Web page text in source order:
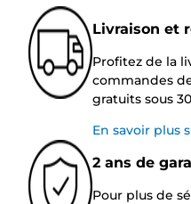
Livraison et
Profitez de la
commandes
gratuits sous
En savoir plus
2 ans de
Pour plus de